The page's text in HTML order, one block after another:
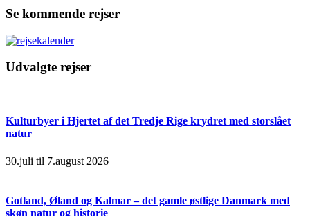
Se kommende rejser
Udvalgte rejser
Kulturbyer i Hjertet af det Tredje Rige krydret med storslået
natur
30.juli til 7.august 2026
Gotland, Øland og Kalmar – det gamle østlige Danmark med
skøn natur og historie